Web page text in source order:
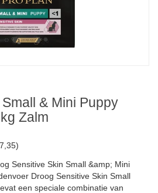
& Mini Puppy
Zalm
Sensitive Skin Small &amp; Mini
Droog Sensitive Skin Small
een speciale combinatie van